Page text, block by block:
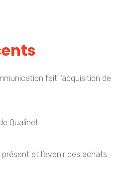
fait l’acquisition de
Qualinet…
et l’avenir des achats